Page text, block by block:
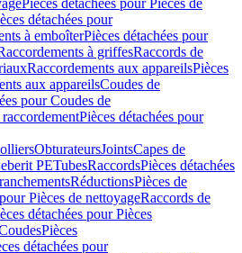
Pièces détachées pour Pièces de
détachées pour
à emboîterPièces détachées pour
à griffesRaccords de
Raccordements aux appareilsPièces
aux appareilsCoudes de
pour Coudes de
Pièces détachées pour
ObturateursJointsCapes de
PETubesRaccordsPièces détachées
RéductionsPièces de
Pièces de nettoyageRaccords de
détachées pour Pièces
Pièces
détachées pour